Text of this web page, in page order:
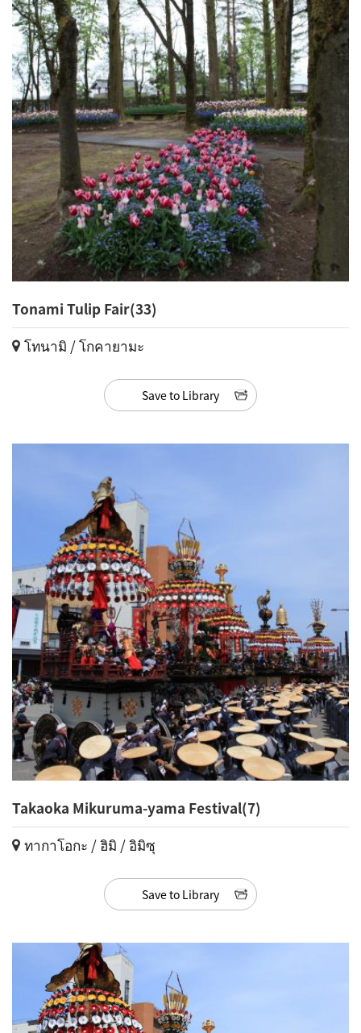
Tonami Tulip Fair(33)
โทนามิ / โกคายามะ
Save to Library
Takaoka Mikuruma-yama Festival(7)
ทากาโอกะ / ฮิมิ / อิมิซุ
Save to Library